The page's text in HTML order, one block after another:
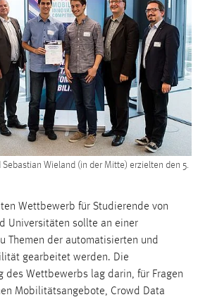
Wieland (in der Mitte) erzielten den 5.
Wettbewerb für Studierende von
Universitäten sollte an einer
Themen der automatisierten und
gearbeitet werden. Die
des Wettbewerbs lag darin, für Fragen
Mobilitätsangebote, Crowd Data
speichert die ausgewählten Einverständnis-
Benutzers
ob man eingeloggt ist.
preference